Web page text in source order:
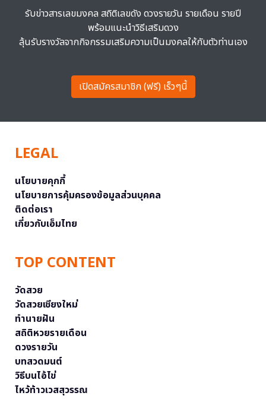
รับข่าวสารเลขมงคล สถิติเลขดัง ดวงรายวัน รายเดือน รายปี
พร้อมแนะนำวิธีเสริมดวง
ลุ้นรับรางวัลจากกิจกรรมเสริมความเป็นมงคลให้กับตัวท่านเอง
เปิดสมัครสมาชิก (ฟรี) เร็วๆนี้
LEGAL
นโยบายคุกกี้
นโยบายการคุ้มครองข้อมูลส่วนบุคคล
ติดต่อเรา
เกี่ยวกับเอ็มไทย
TOP CONTENT
วัดสวย
วัดสวยเชียงใหม่
ทำนายฝัน
สถิติหวยรายเดือน
ดวงรายวัน
บทสวดมนต์
วิธีบนไอ้ไข่
ไหว้ท้าวเวสสุวรรณ